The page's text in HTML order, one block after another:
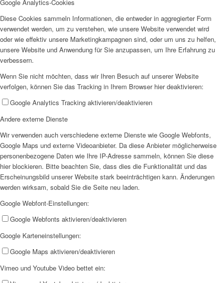
Google Analytics-Cookies
Diese Cookies sammeln Informationen, die entweder in aggregierter Form
verwendet werden, um zu verstehen, wie unsere Website verwendet wird
oder wie effektiv unsere Marketingkampagnen sind, oder um uns zu helfen,
unsere Website und Anwendung für Sie anzupassen, um Ihre Erfahrung zu
verbessern.
Wenn Sie nicht möchten, dass wir Ihren Besuch auf unserer Website
verfolgen, können Sie das Tracking in Ihrem Browser hier deaktivieren:
Google Analytics Tracking aktivieren/deaktivieren
Andere externe Dienste
Wir verwenden auch verschiedene externe Dienste wie Google Webfonts,
Google Maps und externe Videoanbieter. Da diese Anbieter möglicherweise
personenbezogene Daten wie Ihre IP-Adresse sammeln, können Sie diese
hier blockieren. Bitte beachten Sie, dass dies die Funktionalität und das
Erscheinungsbild unserer Website stark beeinträchtigen kann. Änderungen
werden wirksam, sobald Sie die Seite neu laden.
Google Webfont-Einstellungen:
Google Webfonts aktivieren/deaktivieren
Google Karteneinstellungen:
Google Maps aktivieren/deaktivieren
Vimeo und Youtube Video bettet ein: